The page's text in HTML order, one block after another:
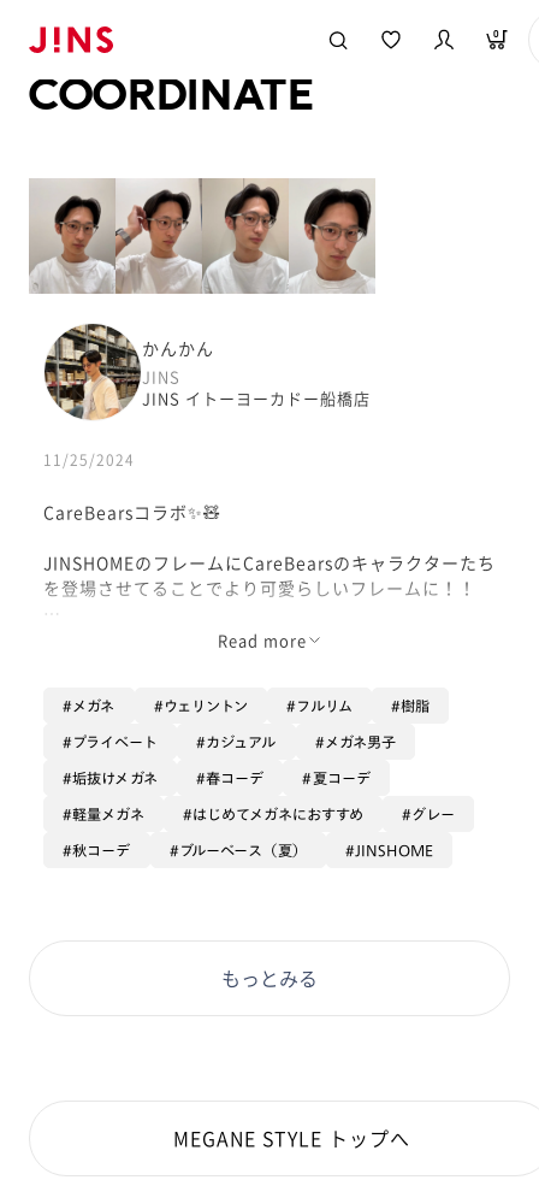
0
COORDINATE
かんかん
JINS
JINS イトーヨーカドー船橋店
11/25/2024
CareBearsコラボ✨🧸
JINSHOMEのフレームにCareBearsのキャラクターたち
を登場させてることでより可愛らしいフレームに！！
フレームの内側にキャラクターが書いてあり、普段使い
フレームを外して置いた時には可愛らしいキャラクター
がひょっこりしてます🫣
Read more
メガネ ウェリントン フルリム 樹脂
プライベート カジュアル メガネ男子
垢抜けメガネ 春コーデ 夏コーデ
軽量メガネ はじめてメガネにおすすめ グレー
秋コーデ ブルーベース（夏） JINSHOME
もっとみる
MEGANE STYLE トップへ